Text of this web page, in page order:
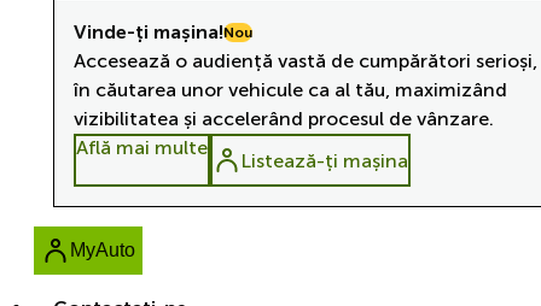
Vinde-ți mașina!Nou
Accesează o audiență vastă de cumpărători
în căutarea unor vehicule ca al tău, maximizând
vizibilitatea și accelerând procesul de vânzare.
Află mai multe
Listează-ți mașina
MyAuto